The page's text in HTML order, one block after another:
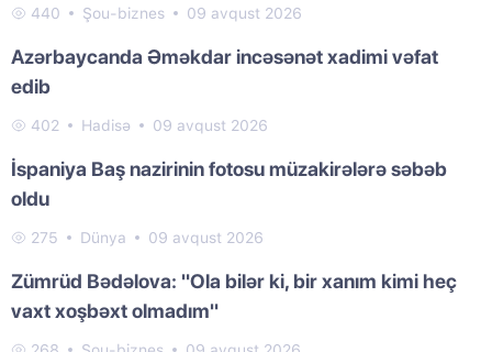
440 Şou-biznes 09 avqust 2026
Azərbaycanda Əməkdar incəsənət xadimi vəfat
edib
402 Hadisə 09 avqust 2026
İspaniya Baş nazirinin fotosu müzakirələrə səbəb
oldu
275 Dünya 09 avqust 2026
Zümrüd Bədəlova: "Ola bilər ki, bir xanım kimi heç
vaxt xoşbəxt olmadım"